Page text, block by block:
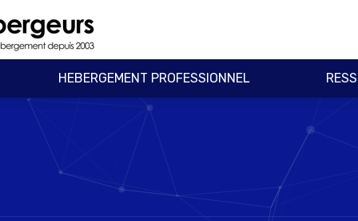
HEBERGEMENT PROFESSIONNEL